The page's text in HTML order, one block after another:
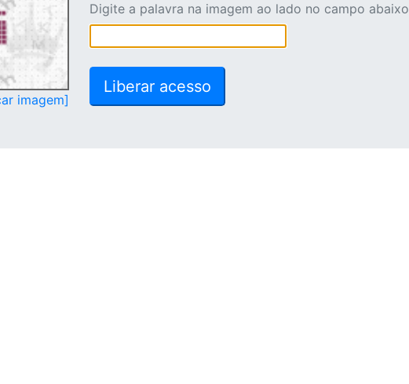
imagem]
Digite a palavra na imagem ao lado no campo abaixo